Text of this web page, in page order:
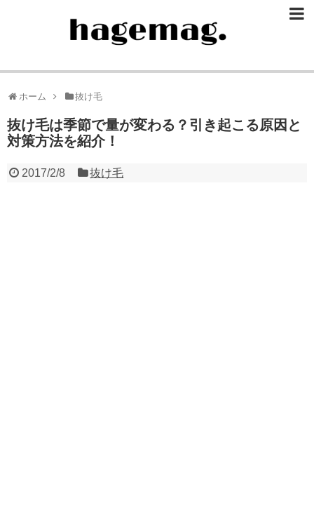
ホーム 抜け毛
抜け毛は季節で量が変わる？引き起こる原因と
対策方法を紹介！
2017/2/8 抜け毛